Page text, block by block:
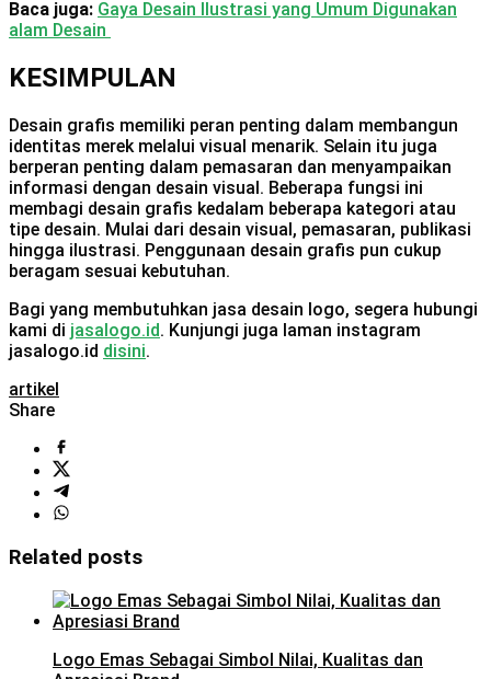
Baca juga: Gaya Desain Ilustrasi yang Umum Digunakan
alam Desain
KESIMPULAN
Desain grafis memiliki peran penting dalam membangun
identitas merek melalui visual menarik. Selain itu juga
berperan penting dalam pemasaran dan menyampaikan
informasi dengan desain visual. Beberapa fungsi ini
membagi desain grafis kedalam beberapa kategori atau
tipe desain. Mulai dari desain visual, pemasaran, publikasi
hingga ilustrasi. Penggunaan desain grafis pun cukup
beragam sesuai kebutuhan.
Bagi yang membutuhkan jasa desain logo, segera hubungi
kami di jasalogo.id. Kunjungi juga laman instagram
jasalogo.id disini.
artikel
Share
Related posts
Logo Emas Sebagai Simbol Nilai, Kualitas dan